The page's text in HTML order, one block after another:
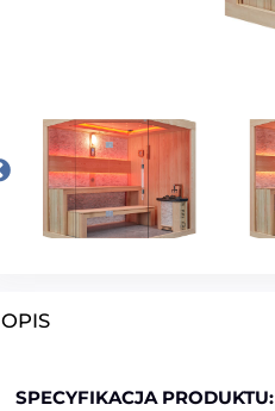
OPIS
SPECYFIKACJA PRODUKTU: